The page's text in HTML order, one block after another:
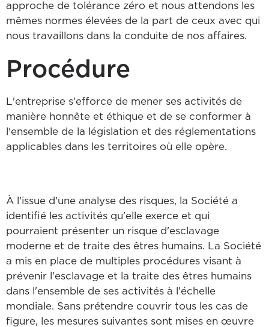
approche de tolérance zéro et nous attendons les
mêmes normes élevées de la part de ceux avec qui
nous travaillons dans la conduite de nos affaires.
Procédure
L'entreprise s'efforce de mener ses activités de
manière honnête et éthique et de se conformer à
l'ensemble de la législation et des réglementations
applicables dans les territoires où elle opère.
À l'issue d'une analyse des risques, la Société a
identifié les activités qu'elle exerce et qui
pourraient présenter un risque d'esclavage
moderne et de traite des êtres humains. La Société
a mis en place de multiples procédures visant à
prévenir l'esclavage et la traite des êtres humains
dans l'ensemble de ses activités à l'échelle
mondiale. Sans prétendre couvrir tous les cas de
figure, les mesures suivantes sont mises en œuvre